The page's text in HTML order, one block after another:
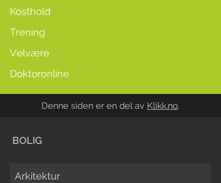
Kosthold
Trening
Velvære
Doktoronline
Denne siden er en del av Klikk.no.
BOLIG
Arkitektur